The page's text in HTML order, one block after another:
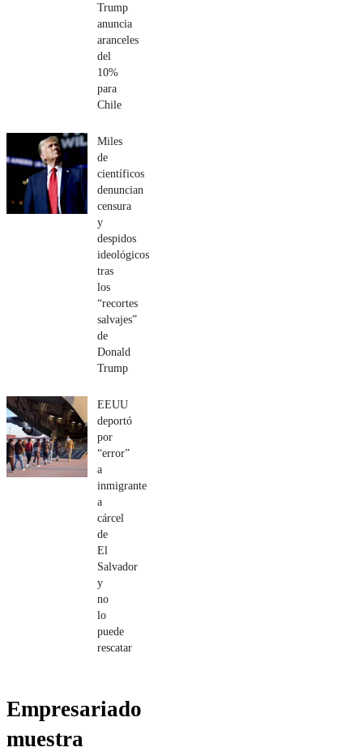
Trump
anuncia
aranceles
del
10%
para
Chile
Miles
de
científicos
denuncian
censura
y
despidos
ideológicos
tras
los
“recortes
salvajes”
de
Donald
Trump
EEUU
deportó
por
“error”
a
inmigrante
a
cárcel
de
El
Salvador
y
no
lo
puede
rescatar
Empresariado
muestra